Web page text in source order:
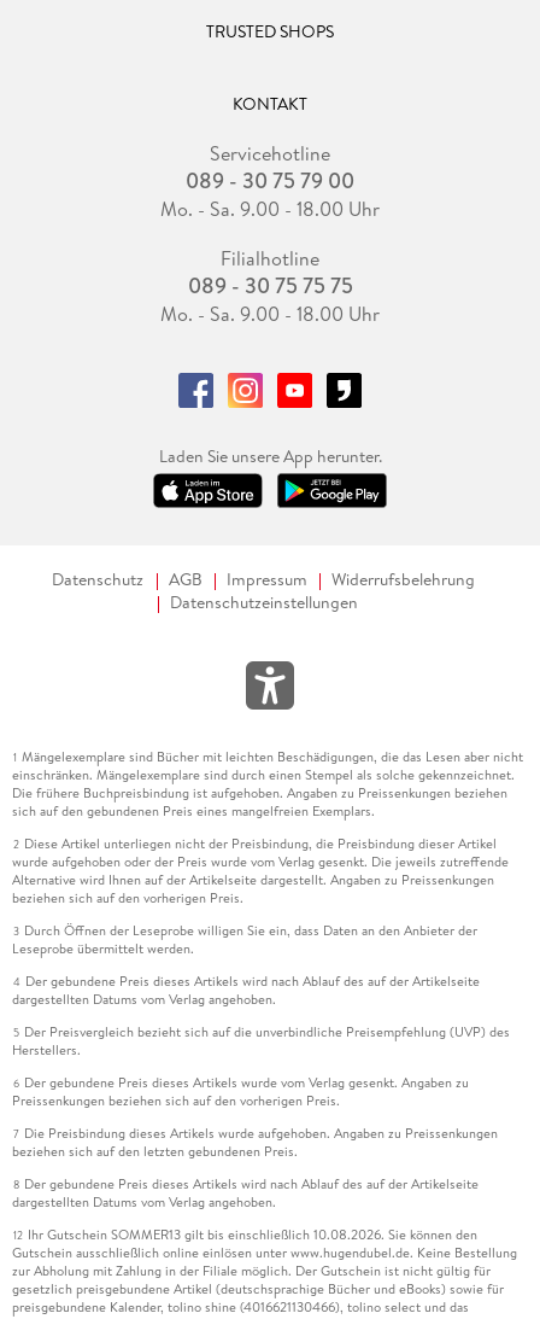
TRUSTED SHOPS
KONTAKT
Servicehotline
089 - 30 75 79 00
Mo. - Sa. 9.00 - 18.00 Uhr
Filialhotline
089 - 30 75 75 75
Mo. - Sa. 9.00 - 18.00 Uhr
Laden Sie unsere App herunter.
Datenschutz AGB Impressum
Widerrufsbelehrung
Datenschutzeinstellungen
1 Mängelexemplare sind Bücher mit leichten Beschädigungen, die das Lesen aber nicht
einschränken. Mängelexemplare sind durch einen Stempel als solche gekennzeichnet.
Die frühere Buchpreisbindung ist aufgehoben. Angaben zu Preissenkungen beziehen
sich auf den gebundenen Preis eines mangelfreien Exemplars.
2 Diese Artikel unterliegen nicht der Preisbindung, die Preisbindung dieser Artikel
wurde aufgehoben oder der Preis wurde vom Verlag gesenkt. Die jeweils zutreffende
Alternative wird Ihnen auf der Artikelseite dargestellt. Angaben zu Preissenkungen
beziehen sich auf den vorherigen Preis.
3 Durch Öffnen der Leseprobe willigen Sie ein, dass Daten an den Anbieter der
Leseprobe übermittelt werden.
4 Der gebundene Preis dieses Artikels wird nach Ablauf des auf der Artikelseite
dargestellten Datums vom Verlag angehoben.
5 Der Preisvergleich bezieht sich auf die unverbindliche Preisempfehlung (UVP) des
Herstellers.
6 Der gebundene Preis dieses Artikels wurde vom Verlag gesenkt. Angaben zu
Preissenkungen beziehen sich auf den vorherigen Preis.
7 Die Preisbindung dieses Artikels wurde aufgehoben. Angaben zu Preissenkungen
beziehen sich auf den letzten gebundenen Preis.
8 Der gebundene Preis dieses Artikels wird nach Ablauf des auf der Artikelseite
dargestellten Datums vom Verlag angehoben.
12 Ihr Gutschein SOMMER13 gilt bis einschließlich 10.08.2026. Sie können den
Gutschein ausschließlich online einlösen unter www.hugendubel.de. Keine Bestellung
zur Abholung mit Zahlung in der Filiale möglich. Der Gutschein ist nicht gültig für
gesetzlich preisgebundene Artikel (deutschsprachige Bücher und eBooks) sowie für
preisgebundene Kalender, tolino shine (4016621130466), tolino select und das